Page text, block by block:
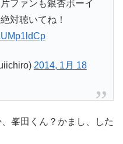
ファンも銀杏ボーイ
対聴いてね！
2014, 1月 18
峯田くん？かまし、した